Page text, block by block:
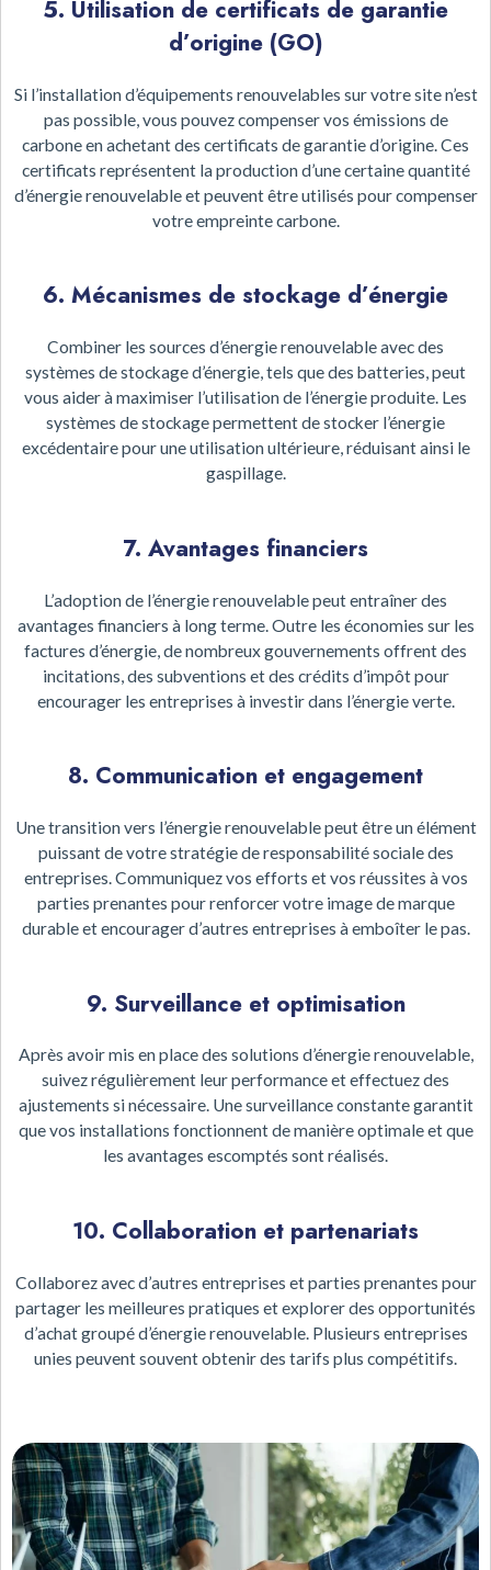
5. Utilisation de certificats de garantie
d’origine (GO)
Si l’installation d’équipements renouvelables sur votre site n’est
pas possible, vous pouvez compenser vos émissions de
carbone en achetant des certificats de garantie d’origine. Ces
certificats représentent la production d’une certaine quantité
d’énergie renouvelable et peuvent être utilisés pour compenser
votre empreinte carbone.
6. Mécanismes de stockage d’énergie
Combiner les sources d’énergie renouvelable avec des
systèmes de stockage d’énergie, tels que des batteries, peut
vous aider à maximiser l’utilisation de l’énergie produite. Les
systèmes de stockage permettent de stocker l’énergie
excédentaire pour une utilisation ultérieure, réduisant ainsi le
gaspillage.
7. Avantages financiers
L’adoption de l’énergie renouvelable peut entraîner des
avantages financiers à long terme. Outre les économies sur les
factures d’énergie, de nombreux gouvernements offrent des
incitations, des subventions et des crédits d’impôt pour
encourager les entreprises à investir dans l’énergie verte.
8. Communication et engagement
Une transition vers l’énergie renouvelable peut être un élément
puissant de votre stratégie de responsabilité sociale des
entreprises. Communiquez vos efforts et vos réussites à vos
parties prenantes pour renforcer votre image de marque
durable et encourager d’autres entreprises à emboîter le pas.
9. Surveillance et optimisation
Après avoir mis en place des solutions d’énergie renouvelable,
suivez régulièrement leur performance et effectuez des
ajustements si nécessaire. Une surveillance constante garantit
que vos installations fonctionnent de manière optimale et que
les avantages escomptés sont réalisés.
10. Collaboration et partenariats
Collaborez avec d’autres entreprises et parties prenantes pour
partager les meilleures pratiques et explorer des opportunités
d’achat groupé d’énergie renouvelable. Plusieurs entreprises
unies peuvent souvent obtenir des tarifs plus compétitifs.